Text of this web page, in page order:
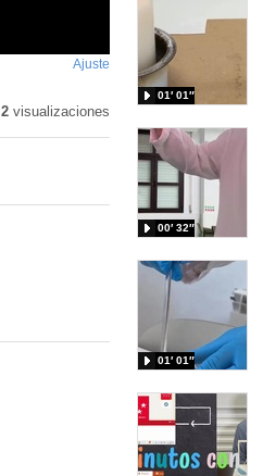
Ajuste
pantalla
2visualizaciones
01′ 01″
00′ 32″
01′ 01″